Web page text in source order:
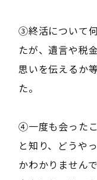
③終活について
たが、遺言や税
思いを伝えるか
た。
④一度も会った
と知り、どうや
かわかりません